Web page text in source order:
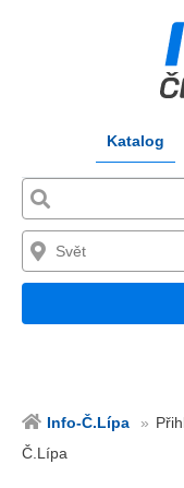
Katalog
Info-Č.Lípa
Č.Lípa